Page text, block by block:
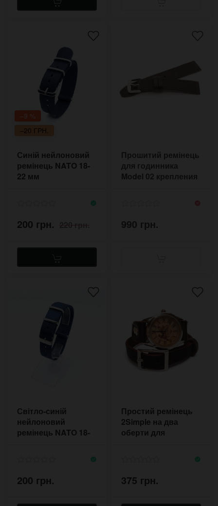
–9 %
–20 ГРН.
Синій нейлоновий
ремінець NATO 18-
22 мм
200 грн. 220 грн.
Прошитий ремінець
для годинника
Model 02 крепления
990 грн.
Світло-синій
нейлоновий
ремінець NATO 18-
200 грн.
Простий ремінець
2Simple на два
оберти для
375 грн.